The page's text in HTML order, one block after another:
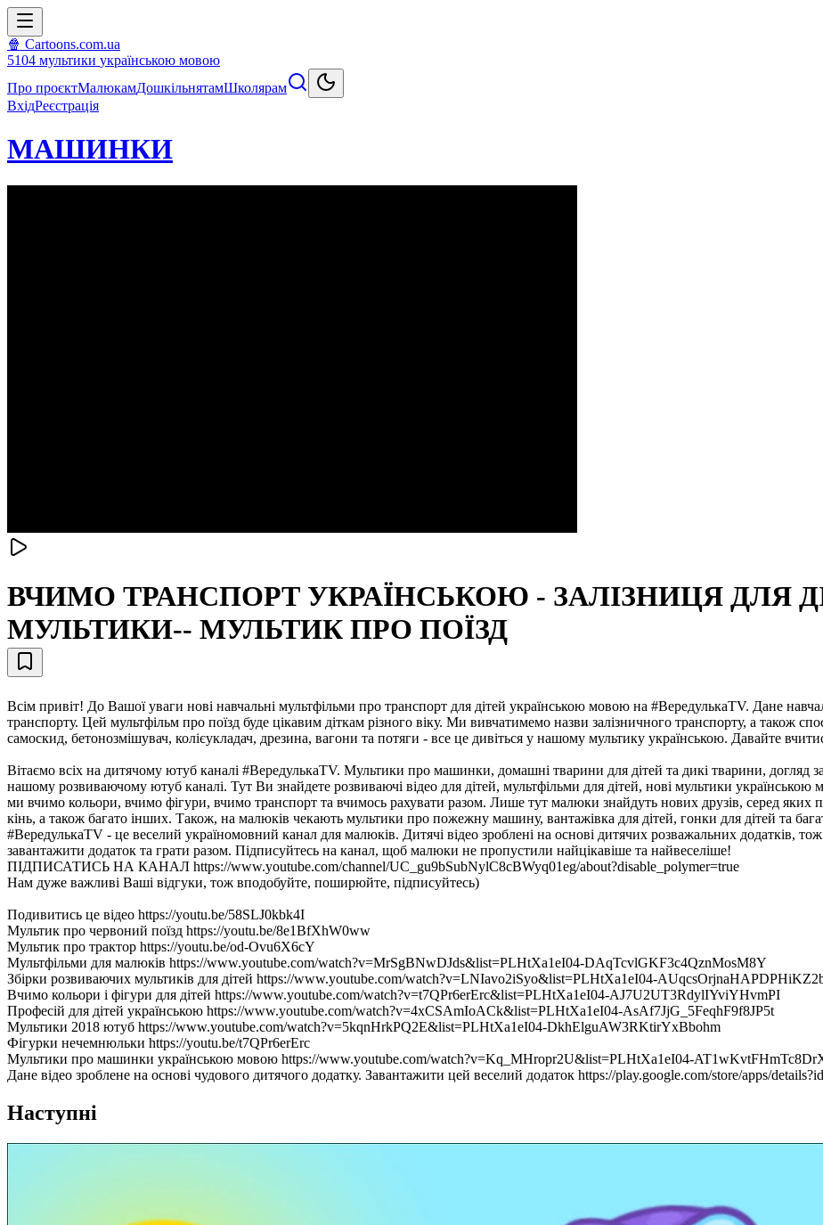
🍿 Cartoons.com.ua
5104 мультики українською мовою
Про проєктМалюкамДошкільнятамШколярам
ВхідРеєстрація
МАШИНКИ
ВЧИМО ТРАНСПОРТ УКРАЇНСЬКОЮ - ЗАЛІЗНИЦЯ ДЛЯ
МУЛЬТИКИ-- МУЛЬТИК ПРО ПОЇЗД
Всім привіт! До Вашої уваги нові навчальні мультфільми про транспорт для дітей українською мовою на #ВередулькаTV. Дане
транспорту. Цей мультфільм про поїзд буде цікавим діткам різного віку. Ми вивчатимемо назви залізничного транспорту, а також
самоскид, бетонозмішувач, колієукладач, дрезина, вагони та потяги - все це дивіться у нашому мультику українською. Давайте
Вітаємо всіх на дитячому ютуб каналі #ВередулькаТV. Мультики про машинки, домашні тварини для дітей та дикі тварини, догляд
нашому розвиваючому ютуб каналі. Тут Ви знайдете розвиваючі відео для дітей, мультфільми для дітей, нові мультики
ми вчимо кольори, вчимо фігури, вчимо транспорт та вчимось рахувати разом. Лише тут малюки знайдуть нових друзів, серед яких
кінь, а також багато інших. Також, на малюків чекають мультики про пожежну машину, вантажівка для дітей, гонки для дітей та
#ВередулькаТV - це веселий україномовний канал для малюків. Дитячі відео зроблені на основі дитячих розважальних додатків,
завантажити додаток та грати разом. Підписуйтесь на канал, щоб малюки не пропустили найцікавіше та найвеселіше!
ПІДПИСАТИСЬ НА КАНАЛ https://www.youtube.com/channel/UC_gu9bSubNylC8cBWyq01eg/about?disable_polymer=true
Нам дуже важливі Ваші відгуки, тож вподобуйте, поширюйте, підписуйтесь)
Подивитись це відео https://youtu.be/58SLJ0kbk4I
Мультик про червоний поїзд https://youtu.be/8e1BfXhW0ww
Мультик про трактор https://youtu.be/od-Ovu6X6cY
Мультфільми для малюків https://www.youtube.com/watch?v=MrSgBNwDJds&list=PLHtXa1eI04-DAqTcvlGKF3c4QznMosM8Y
Збірки розвиваючих мультиків для дітей https://www.youtube.com/watch?v=LNIavo2iSyo&list=PLHtXa1eI04-
Вчимо кольори і фігури для дітей https://www.youtube.com/watch?v=t7QPr6erErc&list=PLHtXa1eI04-AJ7U2UT3RdylIYviYHvmPI
Професій для дітей українською https://www.youtube.com/watch?v=4xCSAmIoACk&list=PLHtXa1eI04-AsAf7JjG_5FeqhF9f8JP5t
Мультики 2018 ютуб https://www.youtube.com/watch?v=5kqnHrkPQ2E&list=PLHtXa1eI04-DkhElguAW3RKtirYxBbohm
Фігурки нечемнюльки https://youtu.be/t7QPr6erErc
Мультики про машинки українською мовою https://www.youtube.com/watch?v=Kq_MHropr2U&list=PLHtXa1eI04-
Дане відео зроблене на основі чудового дитячого додатку. Завантажити цей веселий додаток https://play.google.com/store/apps/
Наступні